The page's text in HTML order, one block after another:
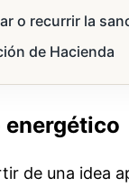
o recurrir la
de Hacienda
energético
de una idea